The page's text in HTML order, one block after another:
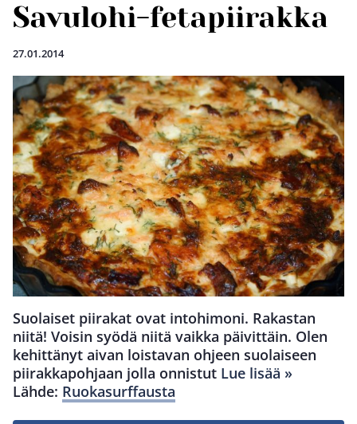
Savulohi-fetapiirakka
27.01.2014
Suolaiset piirakat ovat intohimoni. Rakastan
niitä! Voisin syödä niitä vaikka päivittäin. Olen
kehittänyt aivan loistavan ohjeen suolaiseen
piirakkapohjaan jolla onnistut Lue lisää »
Lähde: Ruokasurffausta